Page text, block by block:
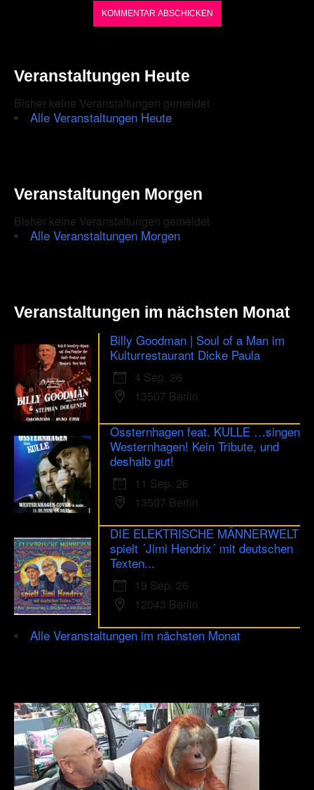
the
to
are
human.
Veranstaltungen Heute
Bisher keine Veranstaltungen gemeldet
Alle Veranstaltungen Heute
Veranstaltungen Morgen
Bisher keine Veranstaltungen gemeldet
Alle Veranstaltungen Morgen
Veranstaltungen im nächsten Monat
Billy Goodman | Soul of a Man im
Kulturrestaurant Dicke Paula
4 Sep. 26
13507 Berlin
Ossternhagen feat. KULLE …singen
Westernhagen! Kein Tribute, und
deshalb gut!
11 Sep. 26
13507 Berlin
DIE ELEKTRISCHE MÄNNERWELT
spielt ´Jimi Hendrix´ mit deutschen
Texten...
19 Sep. 26
12043 Berlin
Alle Veranstaltungen im nächsten Monat